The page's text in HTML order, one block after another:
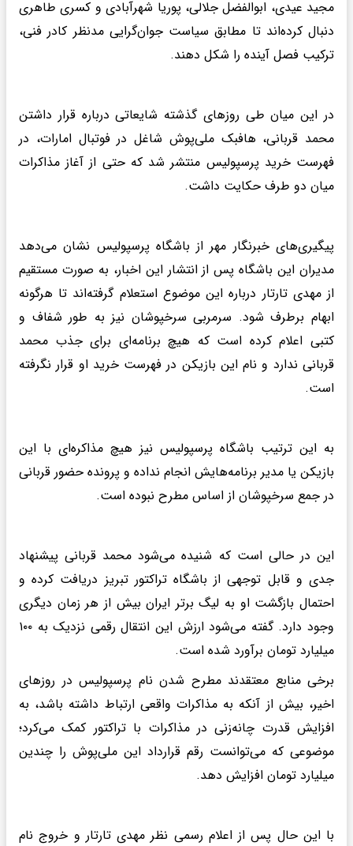
مجید عیدی، ابوالفضل جلالی، پوریا شهرآبادی و کسری طاهری
دنبال کرده‌اند تا مطابق سیاست جوان‌گرایی مدنظر کادر فنی،
ترکیب فصل آینده را شکل دهند.
در این میان طی روزهای گذشته شایعاتی درباره قرار داشتن
محمد قربانی، هافبک ملی‌پوش شاغل در فوتبال امارات، در
فهرست خرید پرسپولیس منتشر شد که حتی از آغاز مذاکرات
میان دو طرف حکایت داشت.
پیگیری‌های خبرنگار مهر از باشگاه پرسپولیس نشان می‌دهد
مدیران این باشگاه پس از انتشار این اخبار، به صورت مستقیم
از مهدی تارتار درباره این موضوع استعلام گرفته‌اند تا هرگونه
ابهام برطرف شود. سرمربی سرخپوشان نیز به طور شفاف و
کتبی اعلام کرده است که هیچ برنامه‌ای برای جذب محمد
قربانی ندارد و نام این بازیکن در فهرست خرید او قرار نگرفته
است.
به این ترتیب باشگاه پرسپولیس نیز هیچ مذاکره‌ای با این
بازیکن یا مدیر برنامه‌هایش انجام نداده و پرونده حضور قربانی
در جمع سرخپوشان از اساس مطرح نبوده است.
این در حالی است که شنیده می‌شود محمد قربانی پیشنهاد
جدی و قابل توجهی از باشگاه تراکتور تبریز دریافت کرده و
احتمال بازگشت او به لیگ برتر ایران بیش از هر زمان دیگری
وجود دارد. گفته می‌شود ارزش این انتقال رقمی نزدیک به ۱۰۰
میلیارد تومان برآورد شده است.
برخی منابع معتقدند مطرح شدن نام پرسپولیس در روزهای
اخیر، بیش از آنکه به مذاکرات واقعی ارتباط داشته باشد، به
افزایش قدرت چانه‌زنی در مذاکرات با تراکتور کمک می‌کرد؛
موضوعی که می‌توانست رقم قرارداد این ملی‌پوش را چندین
میلیارد تومان افزایش دهد.
با این حال پس از اعلام رسمی نظر مهدی تارتار و خروج نام